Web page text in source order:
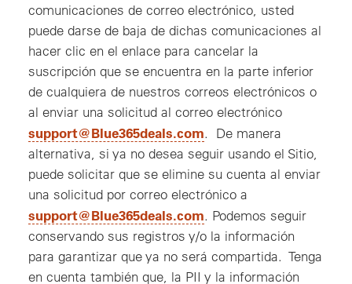
comunicaciones de correo electrónico, usted
puede darse de baja de dichas comunicaciones al
hacer clic en el enlace para cancelar la
suscripción que se encuentra en la parte inferior
de cualquiera de nuestros correos electrónicos o
al enviar una solicitud al correo electrónico
support@Blue365deals.com , nueva ventana
. De manera
alternativa, si ya no desea seguir usando el Sitio,
puede solicitar que se elimine su cuenta al enviar
una solicitud por correo electrónico a
support@Blue365deals.com , nueva Ventana
. Podemos seguir
conservando sus registros y/o la información
para garantizar que ya no será compartida. Tenga
en cuenta también que, la PII y la información